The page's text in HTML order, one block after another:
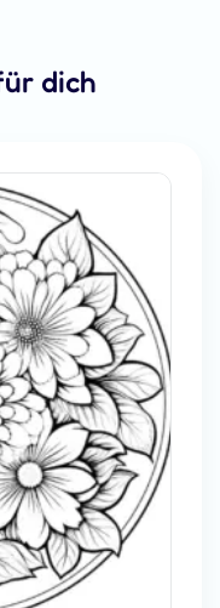
dich